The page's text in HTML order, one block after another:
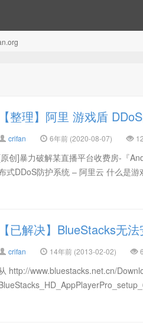
【整理】阿里 游戏盾
crifan 6年前 (2020-08-07)
创]暴力破解某直播平台收费房-『
式DDoS防护系统 – 阿里云 什么是
【已解决】BlueStacks无
crifan 14年前 (2013-02-02)
http://www.bluestacks.net.cn/